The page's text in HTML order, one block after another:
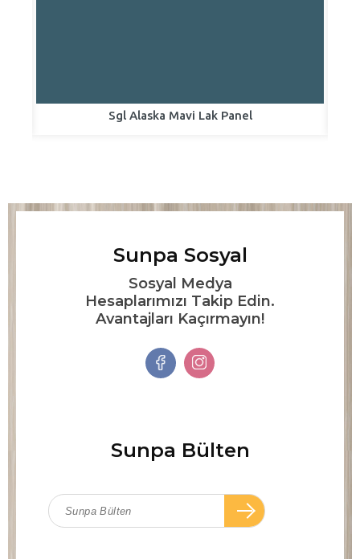
Sgl Alaska Mavi Lak Panel
Sunpa Sosyal
Sosyal Medya
Hesaplarımızı Takip Edin.
Avantajları Kaçırmayın!
Sunpa Bülten